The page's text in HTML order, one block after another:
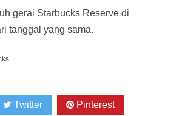
gerai Starbucks Reserve di
tanggal yang sama.
Twitter Pinterest